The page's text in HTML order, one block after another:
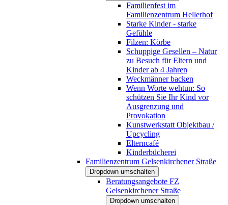
Familienfest im
Familienzentrum Hellerhof
Starke Kinder - starke
Gefühle
Filzen: Körbe
Schuppige Gesellen – Natur
zu Besuch für Eltern und
Kinder ab 4 Jahren
Weckmänner backen
Wenn Worte wehtun: So
schützen Sie Ihr Kind vor
Ausgrenzung und
Provokation
Kunstwerkstatt Objektbau /
Upcycling
Elterncafé
Kinderbücherei
Familienzentrum Gelsenkirchener Straße
Dropdown umschalten
Beratungsangebote FZ
Gelsenkirchener Straße
Dropdown umschalten